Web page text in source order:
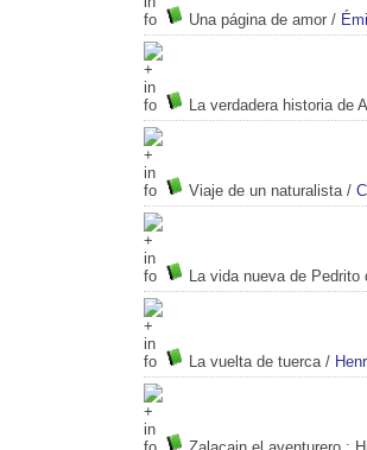
Una página de amor /
La verdadera historia de
Viaje de un naturalista /
La vida nueva de Pedrito
La vuelta de tuerca /